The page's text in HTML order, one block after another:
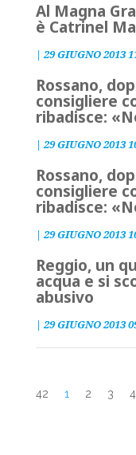
Al Magna
è Catrinel
| 29 GIUGNO 2013
Rossano,
consigliere
ribadisce:
| 29 GIUGNO 2013
Rossano,
consigliere
ribadisce:
| 29 GIUGNO 2013
Reggio, un
acqua e si
abusivo
| 29 GIUGNO 2013
42
1 2 3 4